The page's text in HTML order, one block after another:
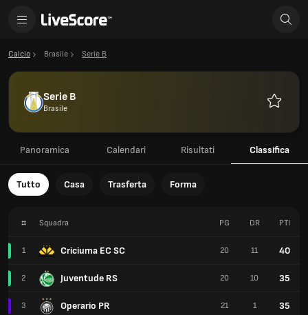
Calcio Brasile Serie B
Serie B
Brasile
Panoramica Calendari Risultati Classifica
Tutto Casa Trasferta Forma
# Squadra
1 Criciuma EC SC
2 Juventude RS
3 Operario PR
PG DR PTI
20 11 40
20 10 35
21 1 35